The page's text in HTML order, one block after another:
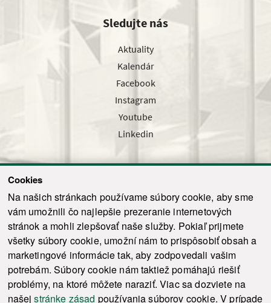
Cookies
Na našich stránkach používame súbory cookie, aby sme
vám umožnili čo najlepšie prezeranie internetových
stránok a mohli zlepšovať naše služby. Pokiaľ prijmete
všetky súbory cookie, umožní nám to prispôsobiť obsah a
marketingové informácie tak, aby zodpovedali vašim
potrebám. Súbory cookie nám taktiež pomáhajú riešiť
problémy, na ktoré môžete naraziť. Viac sa dozviete na
našejstránke zásad používania súborov cookie. V prípade
Sledujte nás
Aktuality
Kalendár
Facebook
Instagram
Youtube
Linkedin
Odoslať